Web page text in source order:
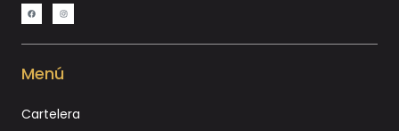
Menú
Cartelera